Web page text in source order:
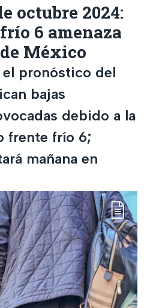
octubre 2024:
6 amenaza
México
el pronóstico del
bajas
debido a la
frente frío 6;
mañana en